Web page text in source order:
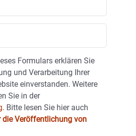
Formulars erklären Sie
und Verarbeitung Ihrer
einverstanden. Weitere
Sie in der
Bitte lesen Sie hier auch
Veröffentlichung von